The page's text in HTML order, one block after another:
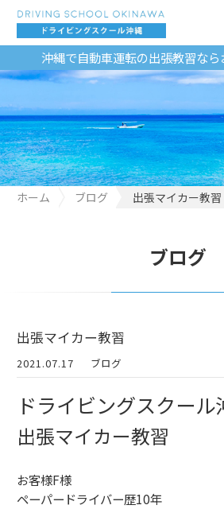
沖縄で自動車運転の出張教習なら
ホーム ブログ 出張マイカー教習
ブログ
出張マイカー教習
2021.07.17 ブログ
ドライビングスクール
出張マイカー教習
お客様F様
ペーパードライバー歴10年